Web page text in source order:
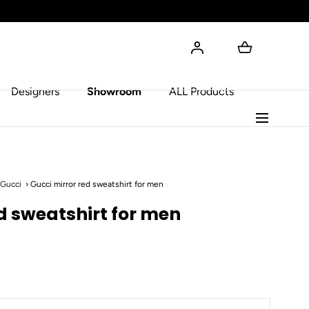
Designers Showroom ALL Products
Gucci Gucci mirror red sweatshirt for men
sweatshirt for men